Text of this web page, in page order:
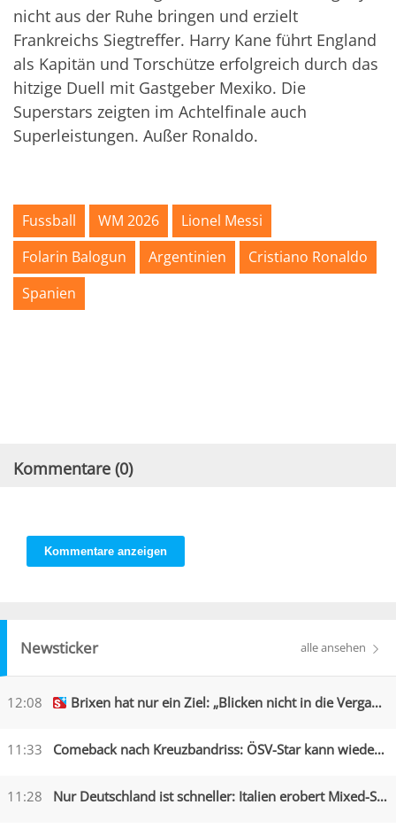
nicht aus der Ruhe bringen und erzielt
Frankreichs Siegtreffer. Harry Kane führt England
als Kapitän und Torschütze erfolgreich durch das
hitzige Duell mit Gastgeber Mexiko. Die
Superstars zeigten im Achtelfinale auch
Superleistungen. Außer Ronaldo.
Fussball WM 2026
Lionel Messi
Folarin Balogun
Argentinien
Cristiano Ronaldo
Spanien
Kommentare (0)
Kommentare anzeigen
Newsticker alle ansehen
12:08 Brixen hat nur ein Ziel: „Blicken nicht in die Vergangenheit“
11:33 Comeback nach Kreuzbandriss: ÖSV-Star kann wieder lachen
11:28 Nur Deutschland ist schneller: Italien erobert Mixed-Silber